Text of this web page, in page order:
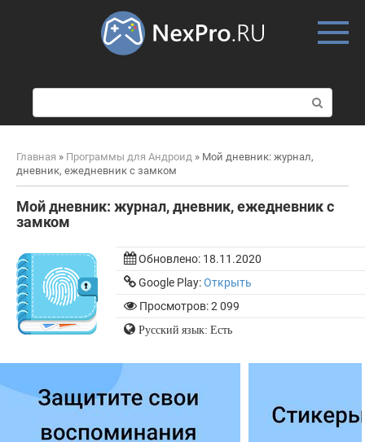
о
и
к
Главная » Программы для Андроид » Мой дневник: журнал,
дневник, ежедневник с замком
Мой дневник: журнал, дневник, ежедневник с
замком
Обновлено: 18.11.2020
Google Play:Открыть
Просмотров: 2 099
Русский язык: Есть